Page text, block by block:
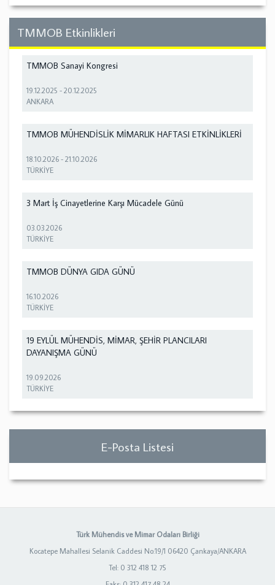
TMMOB Etkinlikleri
TMMOB Sanayi Kongresi
19.12.2025 -20.12.2025
ANKARA
TMMOB MÜHENDİSLİK MİMARLIK HAFTASI ETKİNLİKLERİ
18.10.2026 -21.10.2026
TÜRKİYE
3 Mart İş Cinayetlerine Karşı Mücadele Günü
03.03.2026
TÜRKİYE
TMMOB DÜNYA GIDA GÜNÜ
16.10.2026
TÜRKİYE
19 EYLÜL MÜHENDİS, MİMAR, ŞEHİR PLANCILARI
DAYANIŞMA GÜNÜ
19.09.2026
TÜRKİYE
E-Posta Listesi
Türk Mühendis ve Mimar Odaları Birliği
Kocatepe Mahallesi Selanik Caddesi No:19/1 06420 Çankaya/ANKARA
Tel: 0 312 418 12 75